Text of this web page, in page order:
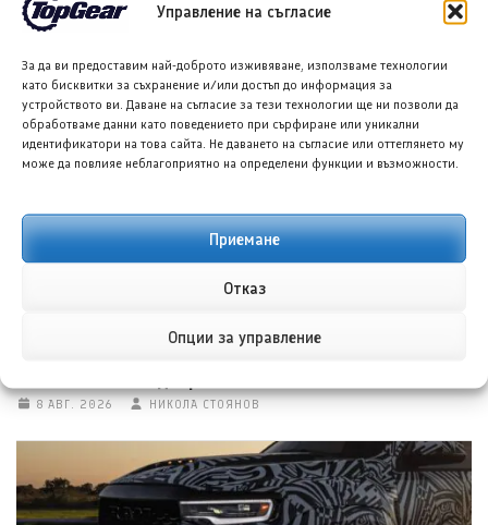
Управление на съгласие
За да ви предоставим най-доброто изживяване, използваме технологии
като бисквитки за съхранение и/или достъп до информация за
устройството ви. Даване на съгласие за тези технологии ще ни позволи да
обработваме данни като поведението при сърфиране или уникални
идентификатори на това сайта. Не даването на съгласие или оттеглянето му
може да повлияе неблагоприятно на определени функции и възможности.
Приемане
Отказ
Опции за управление
Форд планира достъпен кросоувър и четириврат
Mustang
8 АВГ. 2026 ГЛОРИЯ ПЪРВАНОВА
8 АВГ. 2026 НИКОЛА СТОЯНОВ